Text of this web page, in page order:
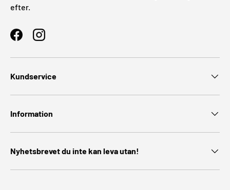
efter.
FacebookInstagram
Kundservice
Information
Nyhetsbrevet du inte kan leva utan!